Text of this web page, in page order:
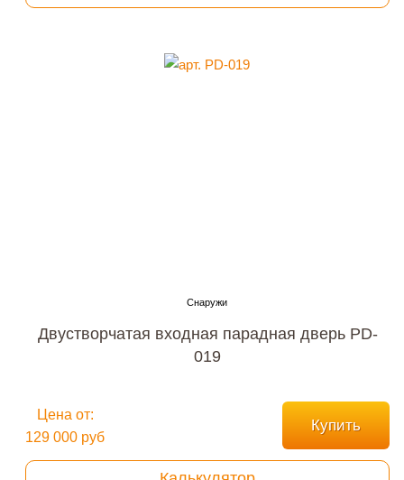
Двустворчатая входная парадная дверь PD-
019
Цена от:
129 000 руб
Купить